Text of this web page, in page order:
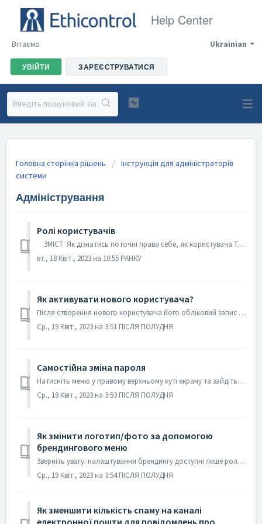
Help Center
Ukrainian
Вітаємо
УВІЙТИ ЗАРЕЄСТРУВАТИСЯ
Головна сторінка рішень
Інструкція для адміністраторів
системи
Адміністрування
Ролі користувачів
ЗМІСТ Як дізнатись поточні права себе, як користувача Типові ролі для всіх клієнтів Ролі на замовлення Визначення Права доступу — сукупність ...
вт., 18 Квіт., 2023 на 10:55 РАНКУ
Як активувати нового користувача?
Після створення нового користувача його обліковий запис лишається неактивним, за замовчуванням. Адміністратор повинен активувати обліковий запис. 1. Ме...
Ср., 19 Квіт., 2023 на 3:51 ПІСЛЯ ПОЛУДНЯ
Самостійна зміна пароля
Натисніть меню у правому верхньому куті екрану та зайдіть в Профіль. Натисніть Змінити пароль. Введіть та підтвердить новий пароль. Після того, як ви н...
Ср., 19 Квіт., 2023 на 3:53 ПІСЛЯ ПОЛУДНЯ
Як змінити логотип/фото за допомогою
брендингового меню
Зверніть увагу: налаштування брендингу доступні лише ролям Адміністратор та Суперкористувач Крок 1. Стиснення зображення Щоб змінити логотип або фотогра...
Ср., 19 Квіт., 2023 на 3:54 ПІСЛЯ ПОЛУДНЯ
Як зменшити кількість спаму на каналі